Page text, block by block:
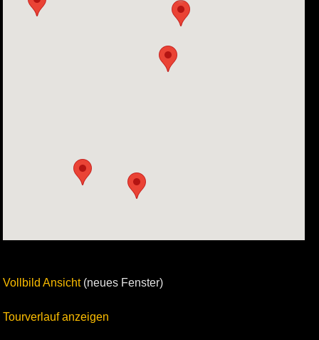
Vollbild Ansicht(neues Fenster)
Tourverlauf anzeigen